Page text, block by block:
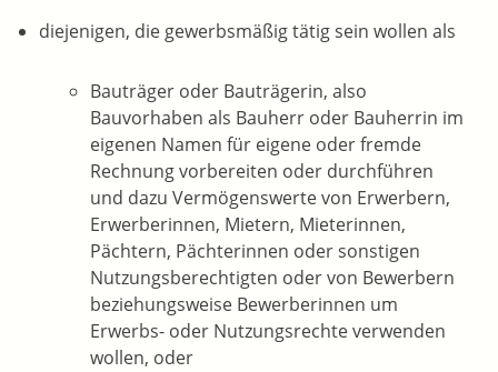
diejenigen, die gewerbsmäßig tätig sein wollen als
Bauträger oder Bauträgerin, also
Bauvorhaben als Bauherr oder Bauherrin im
eigenen Namen für eigene oder fremde
Rechnung vorbereiten oder durchführen
und dazu Vermögenswerte von Erwerbern,
Erwerberinnen, Mietern, Mieterinnen,
Pächtern, Pächterinnen oder sonstigen
Nutzungsberechtigten oder von Bewerbern
beziehungsweise Bewerberinnen um
Erwerbs- oder Nutzungsrechte verwenden
wollen, oder